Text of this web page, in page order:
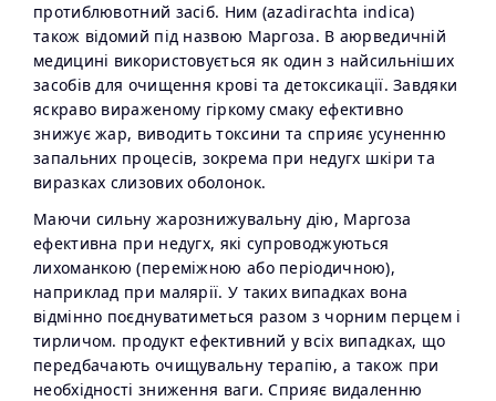
протиблювотний засіб. Ним (azadirachta indica)
також відомий під назвою Маргоза. В аюрведичній
медицині використовується як один з найсильніших
засобів для очищення крові та детоксикації. Завдяки
яскраво вираженому гіркому смаку ефективно
знижує жар, виводить токсини та сприяє усуненню
запальних процесів, зокрема при недугх шкіри та
виразках слизових оболонок.
Маючи сильну жарознижувальну дію, Маргоза
ефективна при недугх, які супроводжуються
лихоманкою (переміжною або періодичною),
наприклад при малярії. У таких випадках вона
відмінно поєднуватиметься разом з чорним перцем і
тирличом. продукт ефективний у всіх випадках, що
передбачають очищувальну терапію, а також при
необхідності зниження ваги. Сприяє видаленню